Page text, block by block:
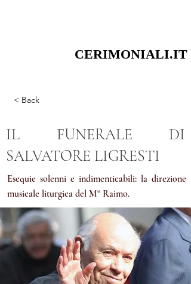
CERIMONIALI.IT
CERIMONIALI.IT
< Back
IL FUNERALE DI
SALVATORE LIGRESTI
Esequie solenni e indimenticabili: la direzione
musicale liturgica del M° Raimo.